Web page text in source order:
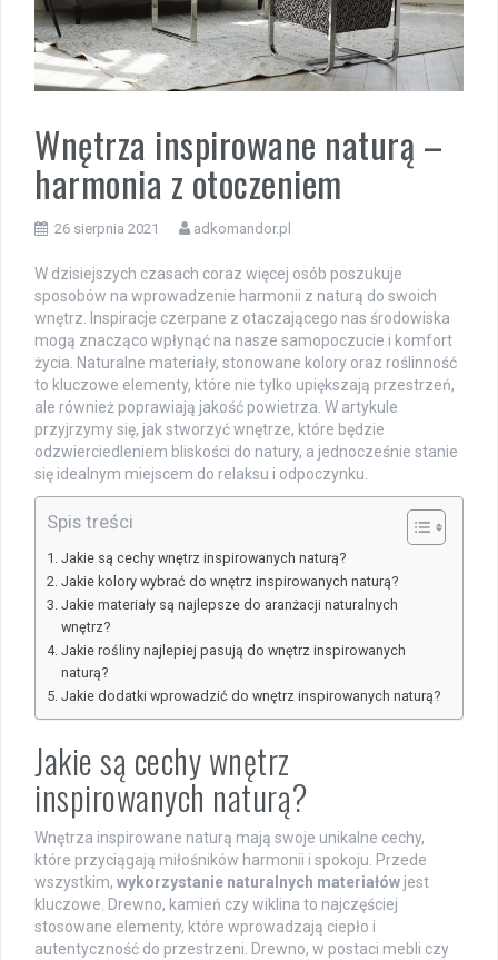
Wnętrza inspirowane naturą –
harmonia z otoczeniem
26 sierpnia 2021 adkomandor.pl
W dzisiejszych czasach coraz więcej osób poszukuje
sposobów na wprowadzenie harmonii z naturą do swoich
wnętrz. Inspiracje czerpane z otaczającego nas środowiska
mogą znacząco wpłynąć na nasze samopoczucie i komfort
życia. Naturalne materiały, stonowane kolory oraz roślinność
to kluczowe elementy, które nie tylko upiększają przestrzeń,
ale również poprawiają jakość powietrza. W artykule
przyjrzymy się, jak stworzyć wnętrze, które będzie
odzwierciedleniem bliskości do natury, a jednocześnie stanie
się idealnym miejscem do relaksu i odpoczynku.
Spis treści
Jakie są cechy wnętrz inspirowanych naturą?
Jakie kolory wybrać do wnętrz inspirowanych naturą?
Jakie materiały są najlepsze do aranżacji naturalnych
wnętrz?
Jakie rośliny najlepiej pasują do wnętrz inspirowanych
naturą?
Jakie dodatki wprowadzić do wnętrz inspirowanych naturą?
Jakie są cechy wnętrz
inspirowanych naturą?
Wnętrza inspirowane naturą mają swoje unikalne cechy,
które przyciągają miłośników harmonii i spokoju. Przede
wszystkim, wykorzystanie naturalnych materiałów jest
kluczowe. Drewno, kamień czy wiklina to najczęściej
stosowane elementy, które wprowadzają ciepło i
autentyczność do przestrzeni. Drewno, w postaci mebli czy